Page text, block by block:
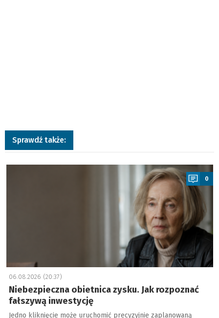
Sprawdź także:
a
0
06.08.2026 (20:37)
Niebezpieczna obietnica zysku. Jak rozpoznać
fałszywą inwestycję
Jedno kliknięcie może uruchomić precyzyjnie zaplanowaną